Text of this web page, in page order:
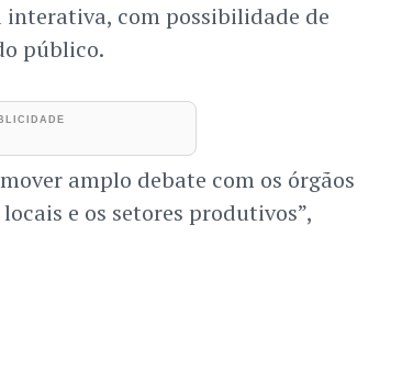
com possibilidade de
público.
amplo debate com os órgãos
e os setores produtivos”,